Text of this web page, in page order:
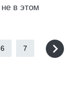
в этом
6 7